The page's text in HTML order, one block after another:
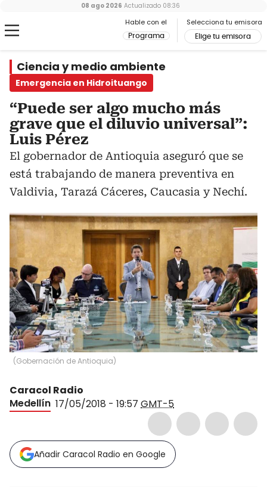
Hable con el
Programa
Selecciona tu emisora
Elige tu emisora
08 ago 2026 Actualizado 08:36
Ciencia y medio ambiente
Emergencia en Hidroituango
“Puede ser algo mucho más
grave que el diluvio universal”:
Luis Pérez
El gobernador de Antioquia aseguró que se
está trabajando de manera preventiva en
Valdivia, Tarazá Cáceres, Caucasia y Nechí.
(Gobernación de Antioquia)
Caracol Radio
Medellín 17/05/2018 - 19:57 GMT-5
Añadir Caracol Radio en Google